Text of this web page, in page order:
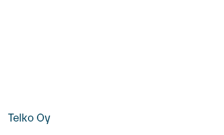
Telko Oy